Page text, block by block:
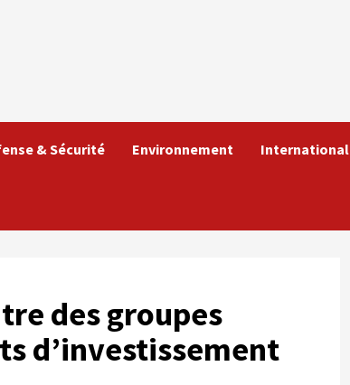
& Sécurité Environnement International
des groupes
d’investissement